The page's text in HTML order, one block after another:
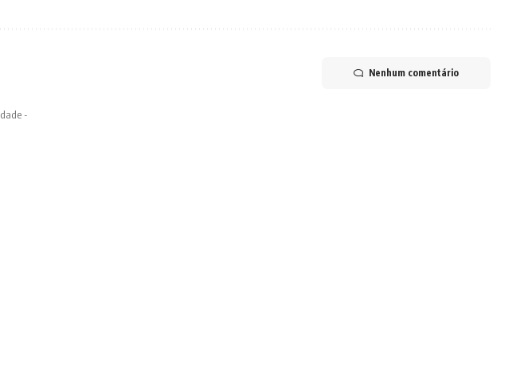
Nenhum comentário
-